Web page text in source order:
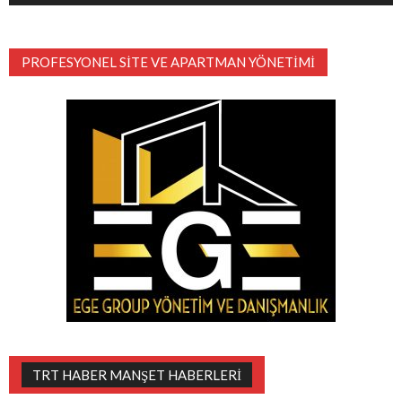
PROFESYONEL SITE VE APARTMAN YÖNETIMI
TRT HABER MANŞET HABERLERI